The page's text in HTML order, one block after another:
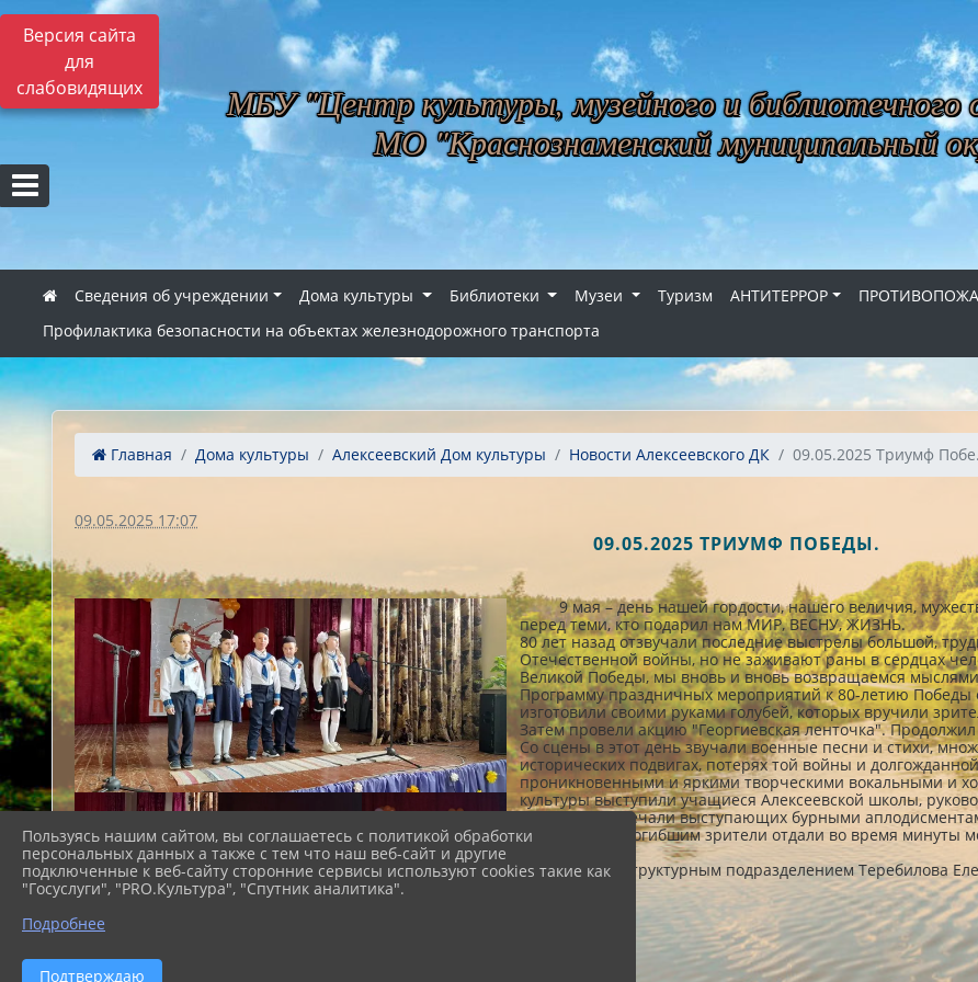
Версия сайта
для
слабовидящих
МБУ "Центр культуры, музейного и библиотечного
МО "Краснознаменский муниципальный
Сведения об учреждении Дома культуры Библиотеки Музеи Туризм АНТИТЕРРОР
Профилактика безопасности на объектах железнодорожного транспорта
Главная Дома культуры Алексеевский Дом культуры Новости Алексеевского ДК 09.05.2025 Триумф
09.05.2025 17:07
09.05.2025 ТРИУМФ ПОБЕДЫ.
9 мая – день нашей гордости, нашего величия,
перед теми, кто подарил нам МИР, ВЕСНУ, ЖИЗНЬ.
80 лет назад отзвучали последние выстрелы большой,
Отечественной войны, но не заживают раны в сердцах
Великой Победы, мы вновь и вновь возвращаемся
Программу праздничных мероприятий к 80-летию Победы
изготовили своими руками голубей, которых вручили
Затем провели акцию "Георгиевская ленточка".
Со сцены в этот день звучали военные песни и стихи,
исторических подвигах, потерях той войны и
проникновенными и яркими творческими вокальными и
культуры выступили учащиеся Алексеевской школы,
концерта встречали выступающих бурными
Дань памяти погибшим зрители отдали во время минуты
Заведующий структурным подразделением Теребилова
Пользуясь нашим сайтом, вы соглашаетесь с политикой обработки
персональных данных а также с тем что наш веб-сайт и другие
подключенные к веб-сайту сторонние сервисы используют cookies такие как
"Госуслуги", "PRO.Культура", "Спутник аналитика".
Подробнее
Подтверждаю